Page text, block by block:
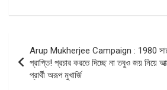
navigation
Arup Mukherjee Campaign : 1980 সালে
প্রাপ্তি! প্রচার করতে দিচ্ছে না তবুও জয় নিয়ে
প্রার্থী অরূপ মুখার্জি